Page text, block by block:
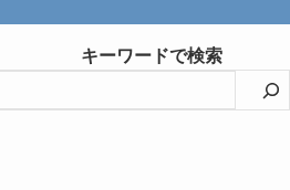
キーワードで検索